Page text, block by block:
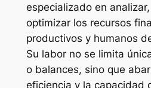
especializado en
optimizar los recursos
productivos y humanos
Su labor no se limita
o balances, sino que
eficiencia y la capacidad